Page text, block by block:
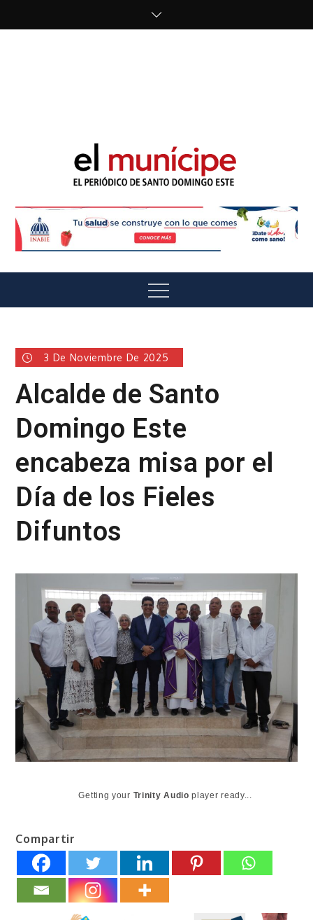
El Munícipe
Menu
3 De Noviembre De 2025
Alcalde de Santo
Domingo Este
encabeza misa por el
Día de los Fieles
Difuntos
Getting your Trinity Audio player ready...
Compartir